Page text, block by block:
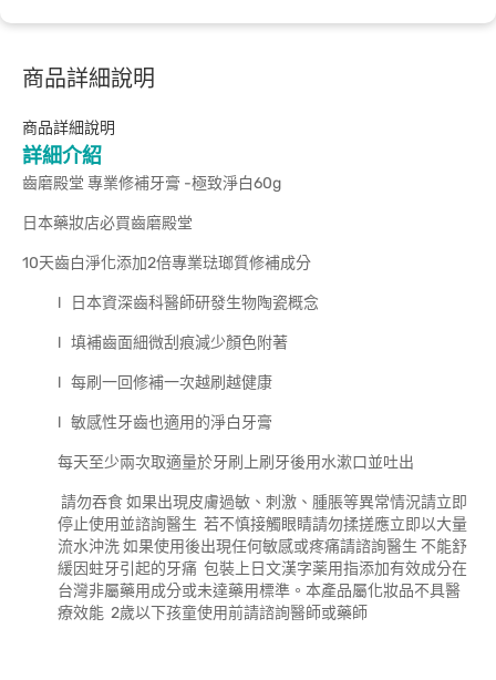
商品詳細說明
商品詳細說明
詳細介紹
齒磨殿堂 專業修補牙膏 -極致淨白60g
日本藥妝店必買齒磨殿堂
10天齒白淨化添加2倍專業琺瑯質修補成分
l 日本資深齒科醫師研發生物陶瓷概念
l 填補齒面細微刮痕減少顏色附著
l 每刷一回修補一次越刷越健康
l 敏感性牙齒也適用的淨白牙膏
每天至少兩次取適量於牙刷上刷牙後用水漱口並吐出
請勿吞食 如果出現皮膚過敏、刺激、腫脹等異常情況請立即
停止使用並諮詢醫生 若不慎接觸眼睛請勿揉搓應立即以大量
流水沖洗 如果使用後出現任何敏感或疼痛請諮詢醫生 不能舒
緩因蛀牙引起的牙痛 包裝上日文漢字薬用指添加有效成分在
台灣非屬藥用成分或未達藥用標準。本產品屬化妝品不具醫
療效能 2歲以下孩童使用前請諮詢醫師或藥師